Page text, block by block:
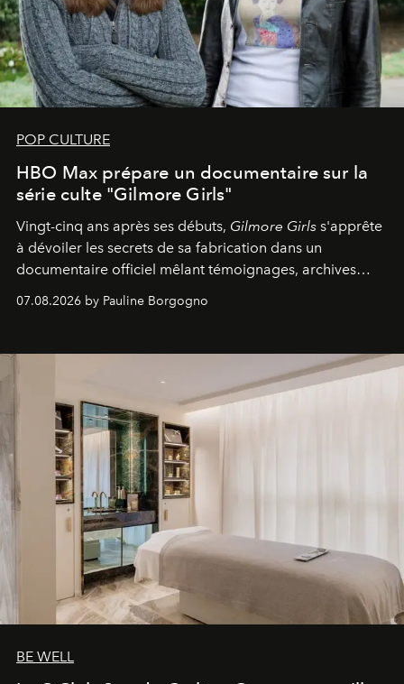
POP CULTURE
HBO Max prépare un documentaire sur la
série culte "Gilmore Girls"
Vingt-cinq ans après ses débuts, Gilmore Girls s'apprête
à dévoiler les secrets de sa fabrication dans un
documentaire officiel mêlant témoignages, archives
générationnel.
07.08.2026 by Pauline Borgogno
BE WELL